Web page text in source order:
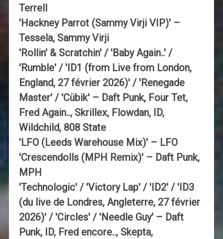
Terrell
'Hackney Parrot (Sammy Virji VIP)' –
Tessela, Sammy Virji
'Rollin' & Scratchin' / 'Baby Again..' /
'Rumble' / 'ID1 (from Live from London,
England, 27 février 2026)' / 'Renegade
Master' / 'Cübik' – Daft Punk, Four Tet,
Fred Again.., Skrillex, Flowdan, ID,
Wildchild, 808 State
'LFO (Leeds Warehouse Mix)' – LFO
'Crescendolls (MPH Remix)' – Daft Punk,
MPH
'Technologic' / 'Victory Lap' / 'ID2' / 'ID3
(du live de Londres, Angleterre, 27 février
2026)' / 'Circles' / 'Needle Guy' – Daft
Punk, ID, Fred encore.., Skepta,